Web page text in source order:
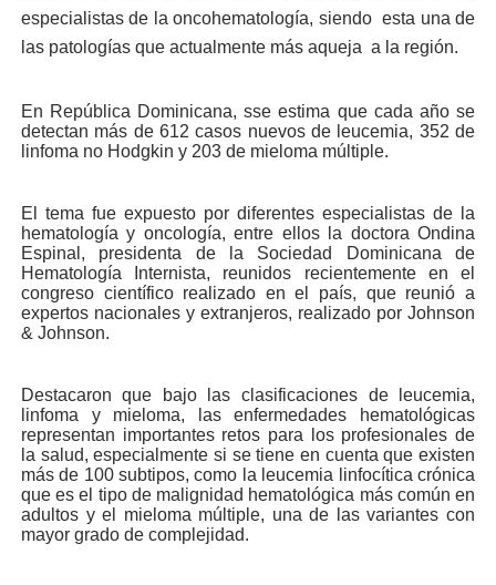
especialistas de la oncohematología, siendo esta una de
las patologías que actualmente más aqueja a la región.
En República Dominicana, sse estima que cada año se
detectan más de 612 casos nuevos de leucemia, 352 de
linfoma no Hodgkin y 203 de mieloma múltiple.
El tema fue expuesto por diferentes especialistas de la
hematología y oncología, entre ellos la doctora Ondina
Espinal, presidenta de la Sociedad Dominicana de
Hematología Internista, reunidos recientemente en el
congreso científico realizado en el país, que reunió a
expertos nacionales y extranjeros, realizado por Johnson
& Johnson.
Destacaron que bajo las clasificaciones de leucemia,
linfoma y mieloma, las enfermedades hematológicas
representan importantes retos para los profesionales de
la salud, especialmente si se tiene en cuenta que existen
más de 100 subtipos, como la leucemia linfocítica crónica
que es el tipo de malignidad hematológica más común en
adultos y el mieloma múltiple, una de las variantes con
mayor grado de complejidad.